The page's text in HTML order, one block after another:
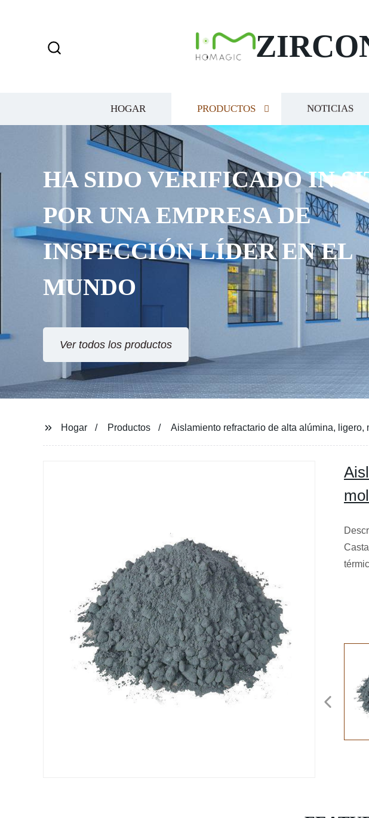
HOGAR PRODUCTOS NOTICIAS
HA SIDO VERIFICADO IN
POR UNA EMPRESA DE
INSPECCIÓN LÍDER EN EL
MUNDO
Ver todos los productos
Hogar Productos Aislamiento refractario de alta alúmina, ligero,